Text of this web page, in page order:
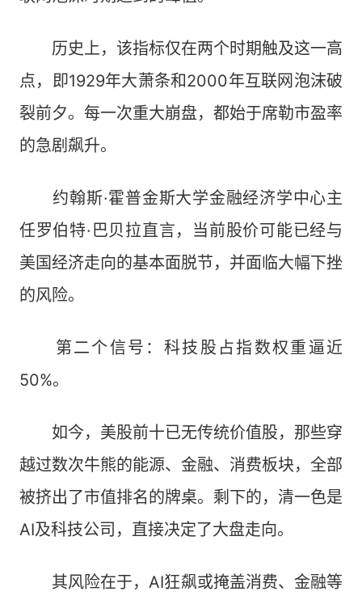
历史上，该指标仅在两个时期触及这一高
点，即1929年大萧条和2000年互联网泡沫破
裂前夕。每一次重大崩盘，都始于席勒市盈率
的急剧飙升。
约翰斯·霍普金斯大学金融经济学中心主
任罗伯特·巴贝拉直言，当前股价可能已经与
美国经济走向的基本面脱节，并面临大幅下挫
的风险。
第二个信号：科技股占指数权重逼近
50%。
如今，美股前十已无传统价值股，那些穿
越过数次牛熊的能源、金融、消费板块，全部
被挤出了市值排名的牌桌。剩下的，清一色是
AI及科技公司，直接决定了大盘走向。
其风险在于，AI狂飙或掩盖消费、金融等